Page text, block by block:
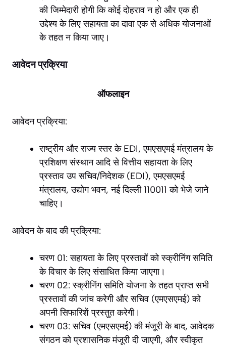
की जिम्मेदारी होगी कि कोई दोहराव न हो और एक ही
उद्देश्य के लिए सहायता का दावा एक से अधिक योजनाओं
के तहत न किया जाए।
आवेदन प्रक्रिया
ऑफलाइन
आवेदन प्रक्रिया:
राष्ट्रीय और राज्य स्तर के EDI, एमएसएमई मंत्रालय के
प्रशिक्षण संस्थान आदि से वित्तीय सहायता के लिए
प्रस्ताव उप सचिव/निदेशक (EDI), एमएसएमई
मंत्रालय, उद्योग भवन, नई दिल्ली 110011 को भेजे जाने
चाहिए।
आवेदन के बाद की प्रक्रिया:
चरण 01: सहायता के लिए प्रस्तावों को स्क्रीनिंग समिति
के विचार के लिए संसाधित किया जाएगा।
चरण 02: स्क्रीनिंग समिति योजना के तहत प्राप्त सभी
प्रस्तावों की जांच करेगी और सचिव (एमएसएमई) को
अपनी सिफारिशें प्रस्तुत करेगी।
चरण 03: सचिव (एमएसएमई) की मंजूरी के बाद, आवेदक
संगठन को प्रशासनिक मंजूरी दी जाएगी, और स्वीकृत